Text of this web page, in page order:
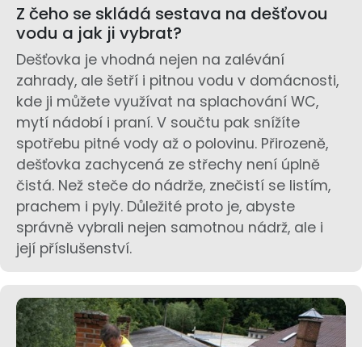
Z čeho se skládá sestava na dešťovou
vodu a jak ji vybrat?
Dešťovka je vhodná nejen na zalévání
zahrady, ale šetří i pitnou vodu v domácnosti,
kde ji můžete využívat na splachování WC,
mytí nádobí i praní. V součtu pak snížíte
spotřebu pitné vody až o polovinu. Přirozeně,
dešťovka zachycená ze střechy není úplně
čistá. Než steče do nádrže, znečistí se listím,
prachem i pyly. Důležité proto je, abyste
správně vybrali nejen samotnou nádrž, ale i
její příslušenství.